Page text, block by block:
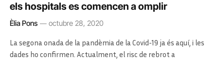
els hospitals es comencen a omplir
Èlia Pons octubre 28, 2020
La segona onada de la pandèmia de la Covid-19 ja és aquí, i les
dades ho confirmen. Actualment, el risc de rebrot a